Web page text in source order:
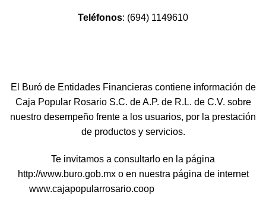
Teléfonos: (694) 1149610
El Buró de Entidades Financieras contiene información de
Caja Popular Rosario S.C. de A.P. de R.L. de C.V. sobre
nuestro desempeño frente a los usuarios, por la prestación
de productos y servicios.
Te invitamos a consultarlo en la página
http://www.buro.gob.mx o en nuestra página de internet
www.cajapopularrosario.coop